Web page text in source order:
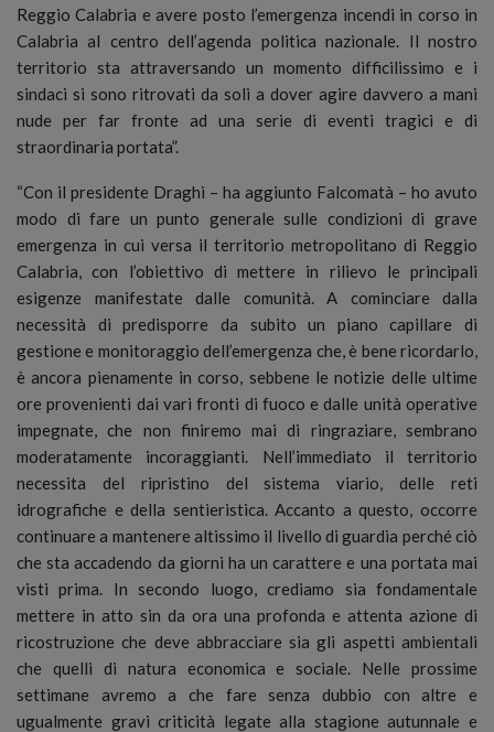
Reggio Calabria e avere posto l’emergenza incendi in corso in
Calabria al centro dell’agenda politica nazionale. Il nostro
territorio sta attraversando un momento difficilissimo e i
sindaci si sono ritrovati da soli a dover agire davvero a mani
nude per far fronte ad una serie di eventi tragici e di
straordinaria portata”.
“Con il presidente Draghi – ha aggiunto Falcomatà – ho avuto
modo di fare un punto generale sulle condizioni di grave
emergenza in cui versa il territorio metropolitano di Reggio
Calabria, con l’obiettivo di mettere in rilievo le principali
esigenze manifestate dalle comunità. A cominciare dalla
necessità di predisporre da subito un piano capillare di
gestione e monitoraggio dell’emergenza che, è bene ricordarlo,
è ancora pienamente in corso, sebbene le notizie delle ultime
ore provenienti dai vari fronti di fuoco e dalle unità operative
impegnate, che non finiremo mai di ringraziare, sembrano
moderatamente incoraggianti. Nell’immediato il territorio
necessita del ripristino del sistema viario, delle reti
idrografiche e della sentieristica. Accanto a questo, occorre
continuare a mantenere altissimo il livello di guardia perché ciò
che sta accadendo da giorni ha un carattere e una portata mai
visti prima. In secondo luogo, crediamo sia fondamentale
mettere in atto sin da ora una profonda e attenta azione di
ricostruzione che deve abbracciare sia gli aspetti ambientali
che quelli di natura economica e sociale. Nelle prossime
settimane avremo a che fare senza dubbio con altre e
ugualmente gravi criticità legate alla stagione autunnale e